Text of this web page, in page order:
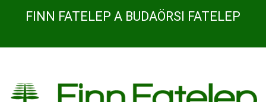
FINN FATELEP A BUDAÖRSI FATELEP